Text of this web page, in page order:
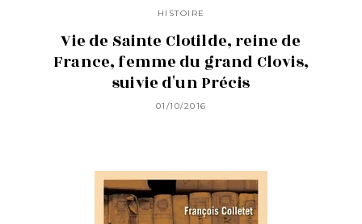
HISTOIRE
Vie de Sainte Clotilde, reine de
France, femme du grand Clovis,
suivie d'un Précis
01/10/2016